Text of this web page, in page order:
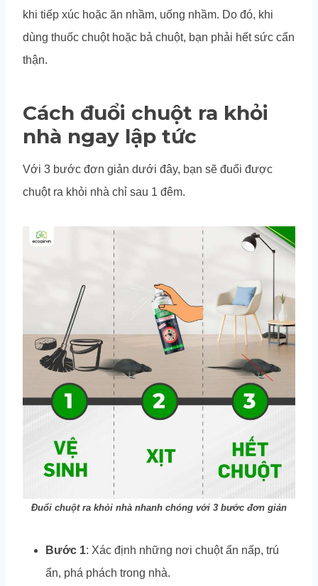
khi tiếp xúc hoặc ăn nhầm, uống nhầm. Do đó, khi
dùng thuốc chuột hoặc bả chuột, bạn phải hết sức cẩn
thận.
Cách đuổi chuột ra khỏi
nhà ngay lập tức
Với 3 bước đơn giản dưới đây, bạn sẽ đuổi được
chuột ra khỏi nhà chỉ sau 1 đêm.
Đuổi chuột ra khỏi nhà nhanh chóng với 3 bước đơn giản
Bước 1: Xác định những nơi chuột ẩn nấp, trú
ẩn, phá phách trong nhà.